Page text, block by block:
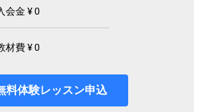
会金 ¥ 0
材費 ¥ 0
料体験レッスン申込